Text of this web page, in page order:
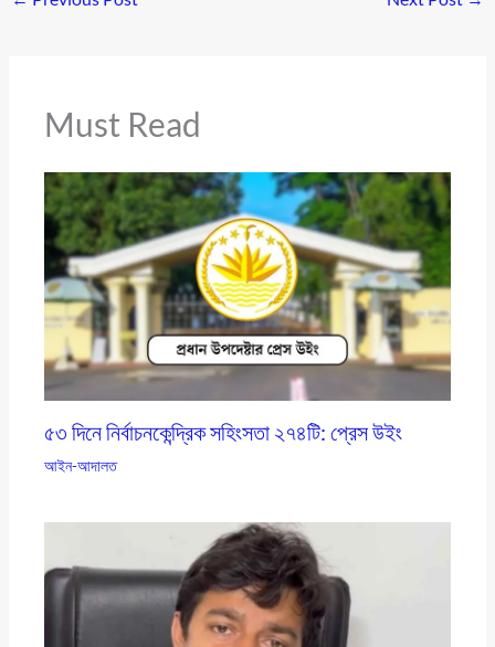
Must Read
৫৩ দিনে নির্বাচনকেন্দ্রিক সহিংসতা ২৭৪টি: প্রেস উইং
আইন-আদালত